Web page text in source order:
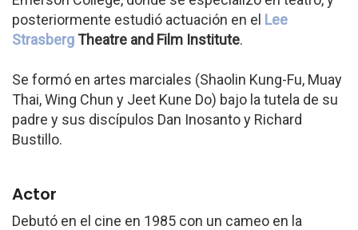
posteriormente estudió actuación en el Lee
Strasberg Theatre and Film Institute.
Se formó en artes marciales (Shaolin Kung-Fu, Muay
Thai, Wing Chun y Jeet Kune Do) bajo la tutela de su
padre y sus discípulos Dan Inosanto y Richard
Bustillo.
Actor
Debutó en el cine en 1985 con un cameo en la